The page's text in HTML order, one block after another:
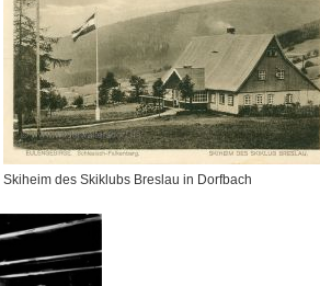
Skiheim des Skiklubs Breslau in Dorfbach